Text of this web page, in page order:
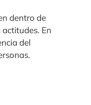
dentro de
En
del